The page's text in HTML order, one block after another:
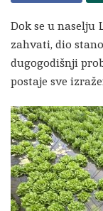
Dok se u
zahvati, dio
dugogodišnji
postaje sve